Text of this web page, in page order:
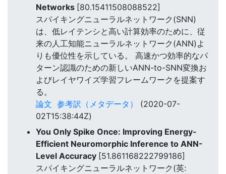
Networks [80.15411508088522]
スパイキングニューラルネットワーク(SNN)
は、低レイテンシと高い計算効率のために、従
来の人工知能ニューラルネットワーク(ANN)よ
りも優位性を示している。 高速かつ効率的なパ
ターン認識のための新しいANN-to-SNN変換お
よびレイヤワイズ学習フレームワークを提案す
る。
論文 参考訳（メタデータ）
(2020-07-
02T15:38:44Z)
You Only Spike Once: Improving Energy-
Efficient Neuromorphic Inference to ANN-
Level Accuracy [51.861168222799186]
スパイキングニューラルネットワーク(英: